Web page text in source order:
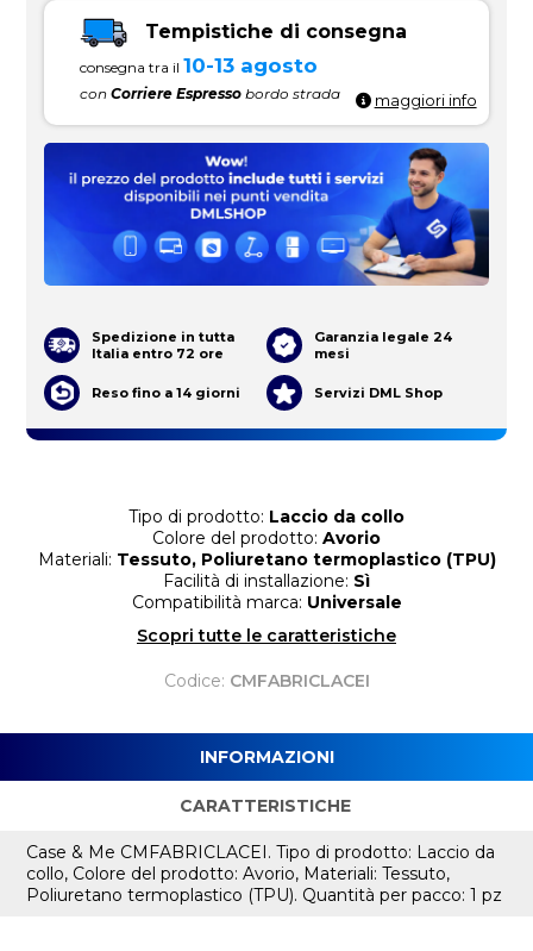
Tipo di prodotto: Laccio da collo
Colore del prodotto: Avorio
Materiali: Tessuto, Poliuretano termoplastico (TPU)
Facilità di installazione: Sì
Compatibilità marca: Universale
Scopri tutte le caratteristiche
Codice: CMFABRICLACEI
Tempistiche di consegna
consegna tra il 10-13 agosto
conCorriere Espresso bordo strada maggiori info
Spedizione in tutta
Italia entro 72 ore
Garanzia legale 24
mesi
Reso fino a 14 giorni Servizi DML Shop
INFORMAZIONI
CARATTERISTICHE
Case & Me CMFABRICLACEI. Tipo di prodotto: Laccio da
collo, Colore del prodotto: Avorio, Materiali: Tessuto,
Poliuretano termoplastico (TPU). Quantità per pacco: 1 pz